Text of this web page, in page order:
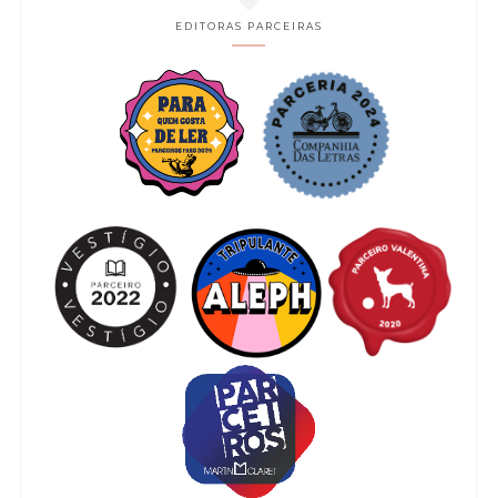
EDITORAS PARCEIRAS